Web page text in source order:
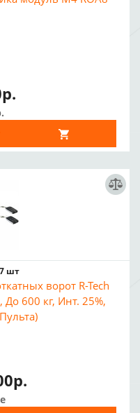
шт
ворот R-Tech
До 600 кг, Инт. 25%,